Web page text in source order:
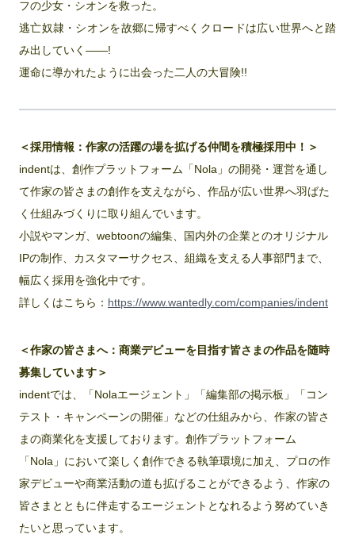
フの少女・シオンを救った。
逃亡奴隷・シオンを故郷に帰すべくクロードは広い世界へと踏
み出していく――!
運命に導かれたように出会った二人の大冒険!!
＜採用情報：作家の活躍の場を拡げる仲間を積極採用中！＞
indentは、創作プラットフォーム「Nola」の開発・運営を通し
て作家の皆さまの創作を支えながら、作品が広い世界へ羽ばた
く仕組みづくりに取り組んでいます。
小説やマンガ、webtoonの編集、国内外の企業とのオリジナル
IPの制作、カスタマーサクセス、組織を支える人事部門まで、
幅広く採用を強化中です。
詳しくはこちら： https://www.wantedly.com/companies/indent
＜作家の皆さまへ：商業デビューを目指す皆さまの作品を随時
募集しています＞
indentでは、「Nolaエージェント」「編集部の掲示板」「コン
テスト・キャンペーンの開催」などの仕組みから、作家の皆さ
まの商業化を支援しております。創作プラットフォーム
「Nola」において楽しく創作できる執筆環境に加え、プロの作
家デビューや商業活動の道も拡げることができるよう、作家の
皆さまとともに伴走するエージェントとなれるよう努めていき
たいと思っています。